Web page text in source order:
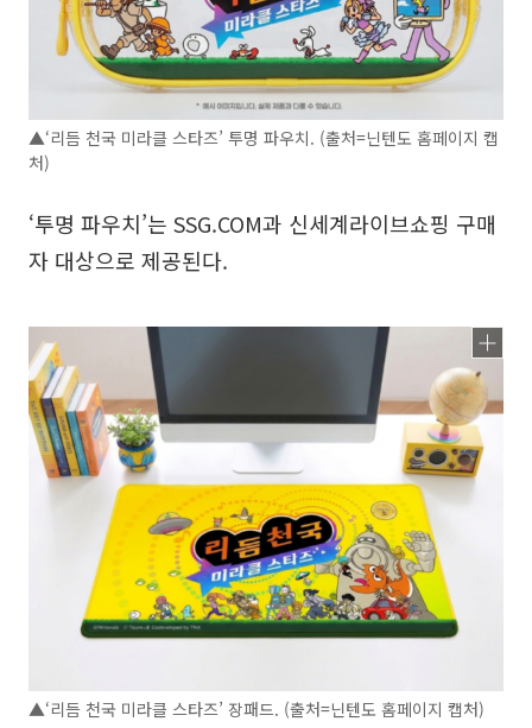
▲‘리듬 천국 미라클 스타즈’ 투명 파우치. (출처=닌텐도 홈페이지 캡
처)
‘투명 파우치’는 SSG.COM과 신세계라이브쇼핑 구매
자 대상으로 제공된다.
▲‘리듬 천국 미라클 스타즈’ 장패드. (출처=닌텐도 홈페이지 캡처)